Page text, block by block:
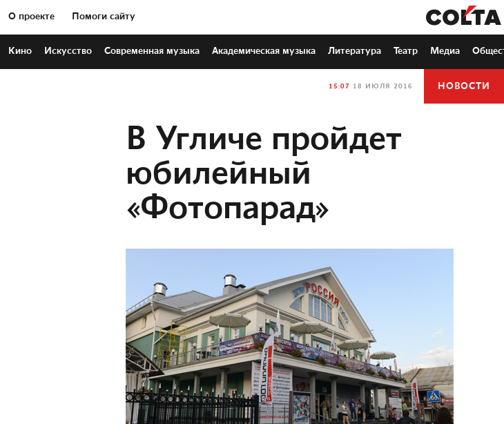
О проекте Помоги сайту
Кино Искусство Современная музыка Академическая музыка Литература Театр Медиа
15:07 18 ИЮЛЯ 2016 НОВОСТИ
В Угличе пройдет
юбилейный
«Фотопарад»